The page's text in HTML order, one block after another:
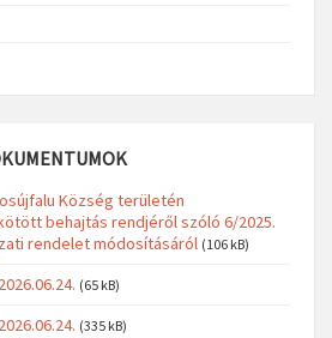
Község területén
behajtás rendjéről szóló 6/2025.
rendelet módosításáról (106 kB)
(65 kB)
(335 kB)